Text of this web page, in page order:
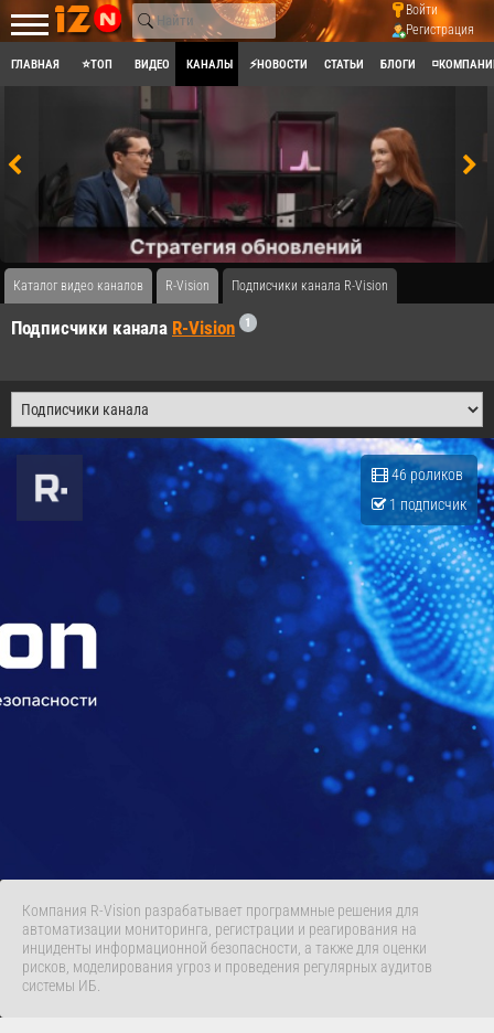
Войти
Регистрация
ГЛАВНАЯ ⭐ТОП ВИДЕО КАНАЛЫ ⚡НОВОСТИ СТАТЬИ БЛОГИ
Каталог видео каналов R-Vision Подписчики канала R-Vision
Подписчики канала R-Vision 1
46 роликов
1 подписчик
Компания R-Vision разрабатывает программные решения для
автоматизации мониторинга, регистрации и реагирования на
инциденты информационной безопасности, а также для оценки
рисков, моделирования угроз и проведения регулярных аудитов
системы ИБ.